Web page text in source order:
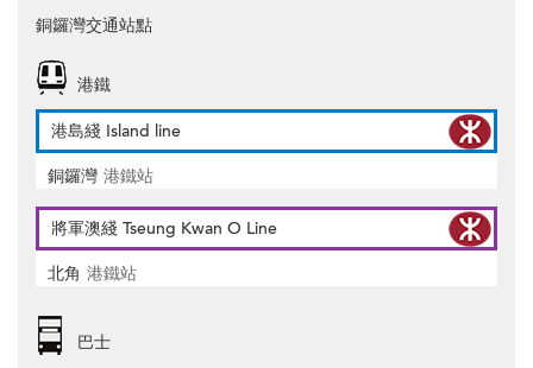
銅鑼灣交通站點
港鐵
港島綫 Island line
銅鑼灣 港鐵站
將軍澳綫 Tseung Kwan O Line
北角 港鐵站
巴士